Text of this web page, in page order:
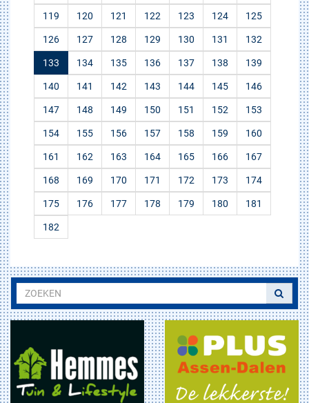
119 120 121 122 123 124 125
126 127 128 129 130 131 132
133 134 135 136 137 138 139
140 141 142 143 144 145 146
147 148 149 150 151 152 153
154 155 156 157 158 159 160
161 162 163 164 165 166 167
168 169 170 171 172 173 174
175 176 177 178 179 180 181
182